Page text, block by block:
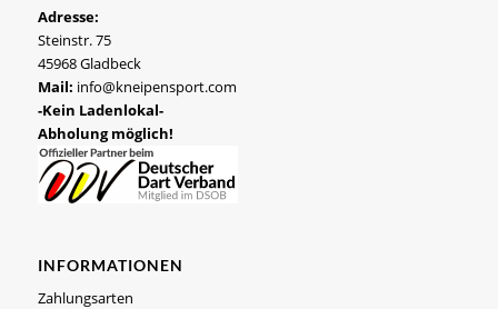
Adresse:
Steinstr. 75
45968 Gladbeck
Mail: info@kneipensport.com
-Kein Ladenlokal-
Abholung möglich!
INFORMATIONEN
Zahlungsarten